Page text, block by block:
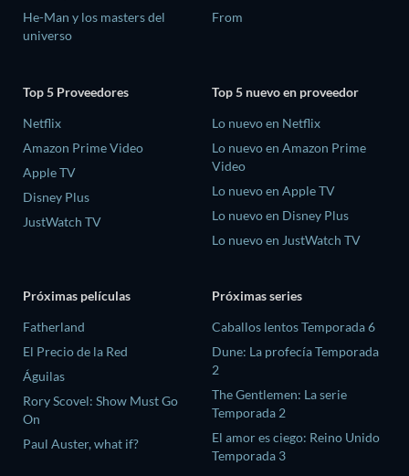
He-Man y los masters del
universo
From
Top 5 Proveedores
Netflix
Amazon Prime Video
Apple TV
Disney Plus
JustWatch TV
Top 5 nuevo en proveedor
Lo nuevo en Netflix
Lo nuevo en Amazon Prime
Video
Lo nuevo en Apple TV
Lo nuevo en Disney Plus
Lo nuevo en JustWatch TV
Próximas películas
Fatherland
El Precio de la Red
Águilas
Rory Scovel: Show Must Go
On
Paul Auster, what if?
Próximas series
Caballos lentos Temporada 6
Dune: La profecía Temporada
2
The Gentlemen: La serie
Temporada 2
El amor es ciego: Reino Unido
Temporada 3